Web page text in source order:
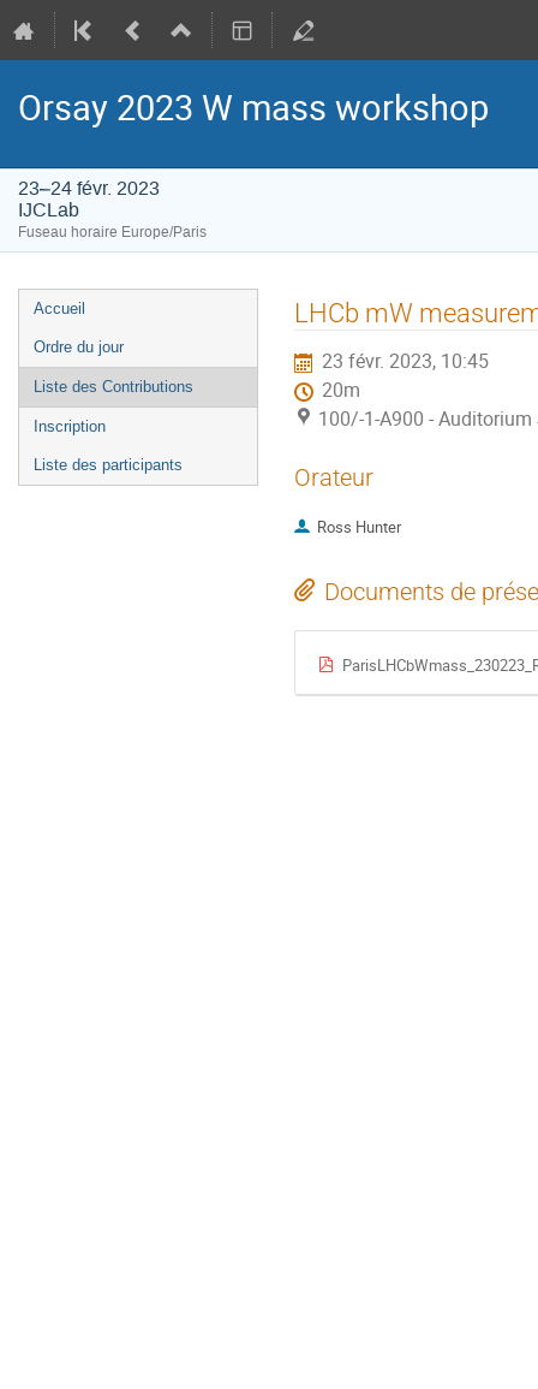
Orsay 2023 W mass workshop
23–24 févr. 2023
IJCLab
Fuseau horaire Europe/Paris
Menu
de
l'événement
Accueil
Ordre du jour
Liste des Contributions
Inscription
Liste des participants
LHCb mW
23 févr. 2023, 10:45
20m
100/-1-A900 -
Orateur
Ross Hunter
Documents de